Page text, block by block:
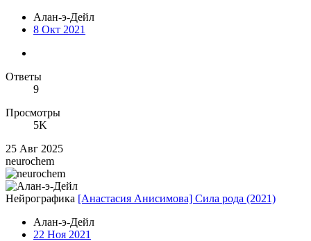
Алан-э-Дейл
8 Окт 2021
Ответы
9
Просмотры
5K
25 Авг 2025
neurochem
Нейрографика [Анастасия Анисимова] Сила рода (2021)
Алан-э-Дейл
22 Ноя 2021